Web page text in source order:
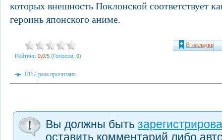
которых внешность Поклонской соответствует
героинь японского аниме.
Рейтинг: 0,0/5 (Голосов: 0)
В закладки
8152 раза прочитано
Вы должны быть
оставить комментарий либо